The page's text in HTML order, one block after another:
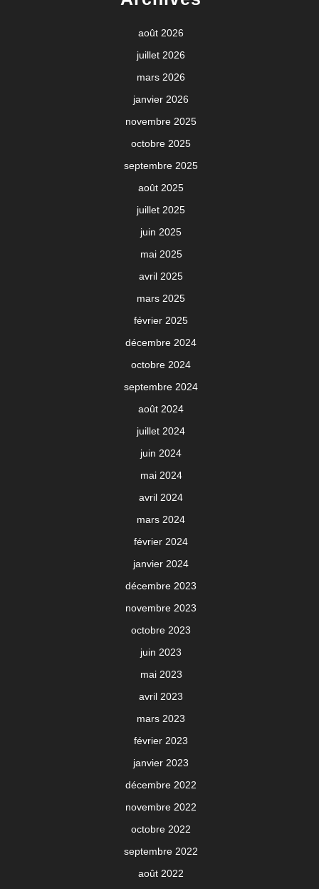
août 2026
juillet 2026
mars 2026
janvier 2026
novembre 2025
octobre 2025
septembre 2025
août 2025
juillet 2025
juin 2025
mai 2025
avril 2025
mars 2025
février 2025
décembre 2024
octobre 2024
septembre 2024
août 2024
juillet 2024
juin 2024
mai 2024
avril 2024
mars 2024
février 2024
janvier 2024
décembre 2023
novembre 2023
octobre 2023
juin 2023
mai 2023
avril 2023
mars 2023
février 2023
janvier 2023
décembre 2022
novembre 2022
octobre 2022
septembre 2022
août 2022